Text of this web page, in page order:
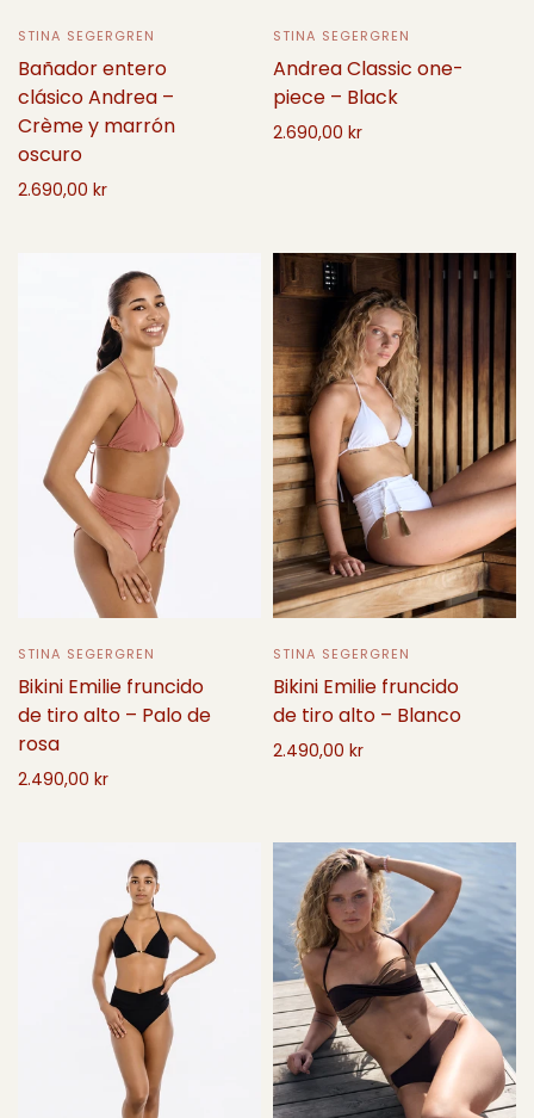
STINA SEGERGREN
Bañador entero
clásico Andrea –
Crème y marrón
oscuro
2.690,00 kr
STINA SEGERGREN
Andrea Classic one-
piece – Black
2.690,00 kr
STINA SEGERGREN
Bikini Emilie fruncido
de tiro alto – Palo de
rosa
2.490,00 kr
STINA SEGERGREN
Bikini Emilie fruncido
de tiro alto – Blanco
2.490,00 kr